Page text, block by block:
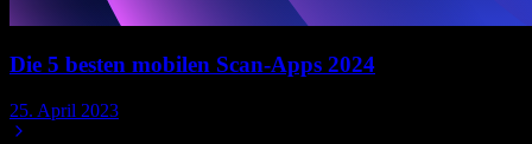
Die 5 besten mobilen Scan-Apps 2024
25. April 2023